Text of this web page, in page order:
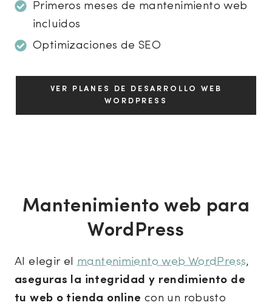
Primeros meses de mantenimiento web
incluidos
Optimizaciones de SEO
VER PLANES DE DESARROLLO WEB
WORDPRESS
Mantenimiento web para
WordPress
Al elegir el mantenimiento web WordPress,
aseguras la integridad y rendimiento de
tu web o tienda online con un robusto